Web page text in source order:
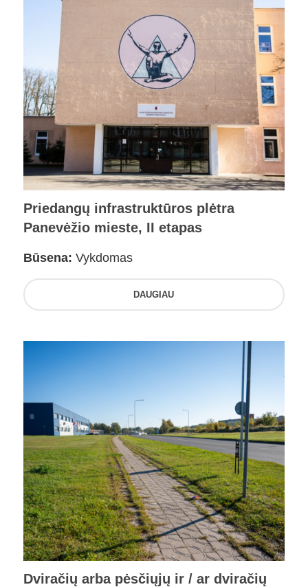
Priedangų infrastruktūros plėtra
Panevėžio mieste, II etapas
Būsena: Vykdomas
DAUGIAU
Dviračių arba pėsčiųjų ir / ar dviračių